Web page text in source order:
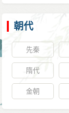
朝代
先秦
隋代
金朝